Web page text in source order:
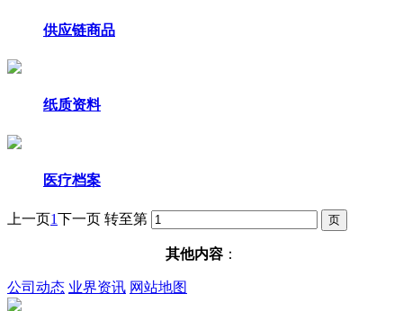
供应链商品
纸质资料
医疗档案
上一页1下一页 转至第
其他内容 ：
公司动态 业界资讯 网站地图